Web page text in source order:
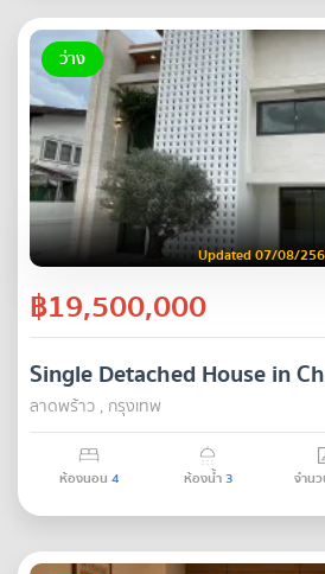
ว่าง
Updated 07/08/
฿19,500,000
Single Detached House in
ลาดพร้าว , กรุงเทพ
ห้องนอน 4 ห้องน้ำ3 จำน